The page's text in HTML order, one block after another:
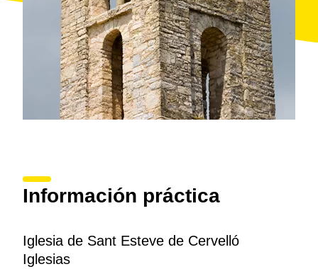
Información práctica
Iglesia de Sant Esteve de Cervelló
Iglesias